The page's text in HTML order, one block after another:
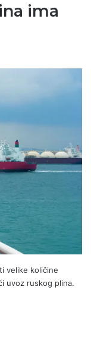
ima
velike količine
uvoz ruskog plina.